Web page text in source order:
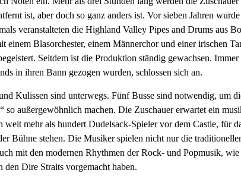
ist, aber doch so ganz anders ist. Vor sieben Jahren
veranstalteten die Highland Valley Pipes and Drums aus
einem Blasorchester, einem Männerchor und einer irischen
Seitdem ist die Produktion ständig gewachsen.
in ihren Bann gezogen wurden, schlossen sich an.
Kulissen sind unterwegs. Fünf Busse sind notwendig, um
so außergewöhnlich machen. Die Zuschauer erwartet ein
weit mehr als hundert Dudelsack-Spieler vor dem Castle, für
Bühne stehen. Die Musiker spielen nicht nur die
mit den modernen Rhythmen der Rock- und Popmusik,
Dire Straits vorgemacht haben.